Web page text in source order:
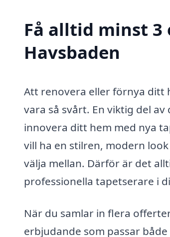
Få alltid minst
Havsbaden
Att renovera eller förnya ditt
vara så svårt. En viktig del
innovera ditt hem med nya
vill ha en stilren, modern
välja mellan. Därför är det
professionella tapetserare i
När du samlar in flera
erbjudande som passar